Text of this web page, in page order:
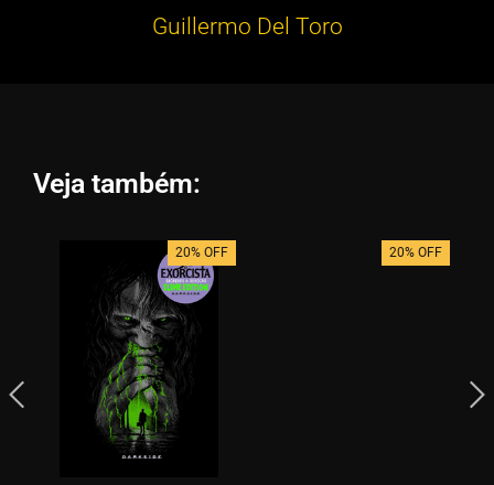
Guillermo Del Toro
Veja também:
20% OFF 20% OFF